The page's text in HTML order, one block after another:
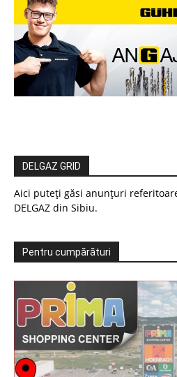
DELGAZ GRID
Aici puteți găsi anunțuri
DELGAZ din Sibiu.
Pentru cumpărături